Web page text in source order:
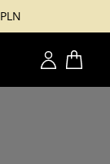
Konto